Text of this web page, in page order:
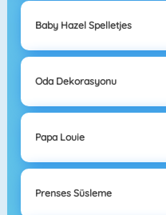
Baby Hazel Spelletjes
Oda Dekorasyonu
Papa Louie
Prenses Süsleme